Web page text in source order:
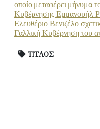
οποίο μεταφέρει μήνυμα
Κυβέρνησης Εμμανουήλ
Ελευθέριο Βενιζέλο
Γαλλική Κυβέρνηση του
ΤΙΤΛΟΣ